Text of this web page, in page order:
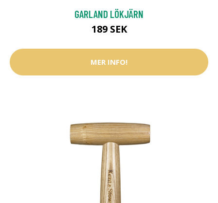
GARLAND LÖKJÄRN
189 SEK
MER INFO!